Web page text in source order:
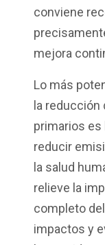
conviene
mejora
Lo más
la
primarios es
reducir
la salud
relieve la
completo
impactos y